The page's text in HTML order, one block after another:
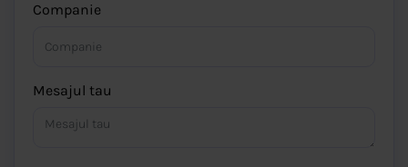
Companie
Mesajul tau